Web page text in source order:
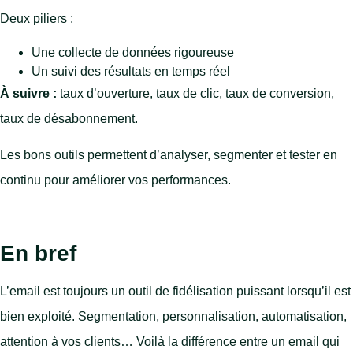
Deux piliers :
Une collecte de données rigoureuse
Un suivi des résultats en temps réel
À suivre : taux d’ouverture, taux de clic, taux de conversion,
taux de désabonnement.
Les bons outils permettent d’analyser, segmenter et tester en
continu pour améliorer vos performances.
En bref
L’email est toujours un outil de fidélisation puissant lorsqu’il est
bien exploité. Segmentation, personnalisation, automatisation,
attention à vos clients… Voilà la différence entre un email qui